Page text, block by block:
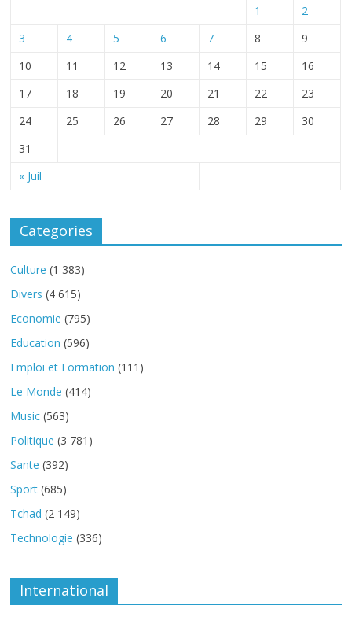
« Juil
1
2
3
4 5 6 7 8
9
10
11 12 13 14 15
16
17
18 19 20 21 22
23
24
25 26 27 28 29
30
31
Categories
Culture (1 383)
Divers (4 615)
Economie (795)
Education (596)
Emploi et Formation (111)
Le Monde (414)
Music (563)
Politique (3 781)
Sante (392)
Sport (685)
Tchad (2 149)
Technologie (336)
International